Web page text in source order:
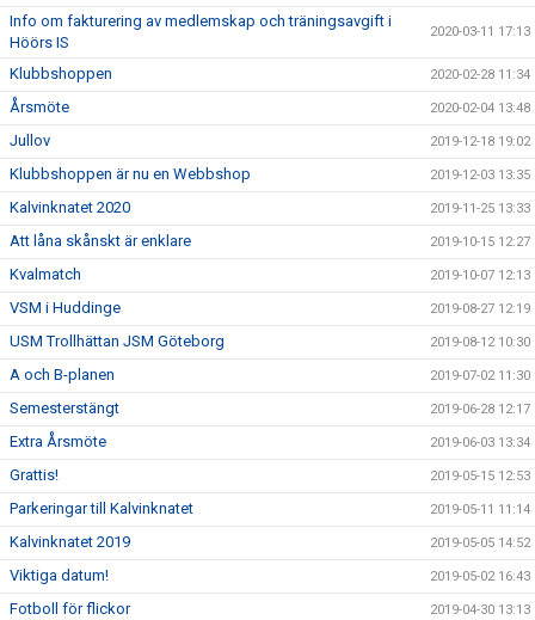
Info om fakturering av medlemskap och träningsavgift i
Höörs IS
2020-03-11 17:13
Klubbshoppen 2020-02-28 11:34
Årsmöte 2020-02-04 13:48
Jullov 2019-12-18 19:02
Klubbshoppen är nu en Webbshop 2019-12-03 13:35
Kalvinknatet 2020 2019-11-25 13:33
Att låna skånskt är enklare 2019-10-15 12:27
Kvalmatch 2019-10-07 12:13
VSM i Huddinge 2019-08-27 12:19
USM Trollhättan JSM Göteborg 2019-08-12 10:30
A och B-planen 2019-07-02 11:30
Semesterstängt 2019-06-28 12:17
Extra Årsmöte 2019-06-03 13:34
Grattis! 2019-05-15 12:53
Parkeringar till Kalvinknatet 2019-05-11 11:14
Kalvinknatet 2019 2019-05-05 14:52
Viktiga datum! 2019-05-02 16:43
Fotboll för flickor 2019-04-30 13:13